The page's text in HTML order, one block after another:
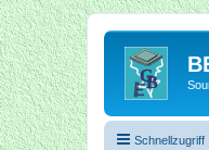
Schnellzugriff